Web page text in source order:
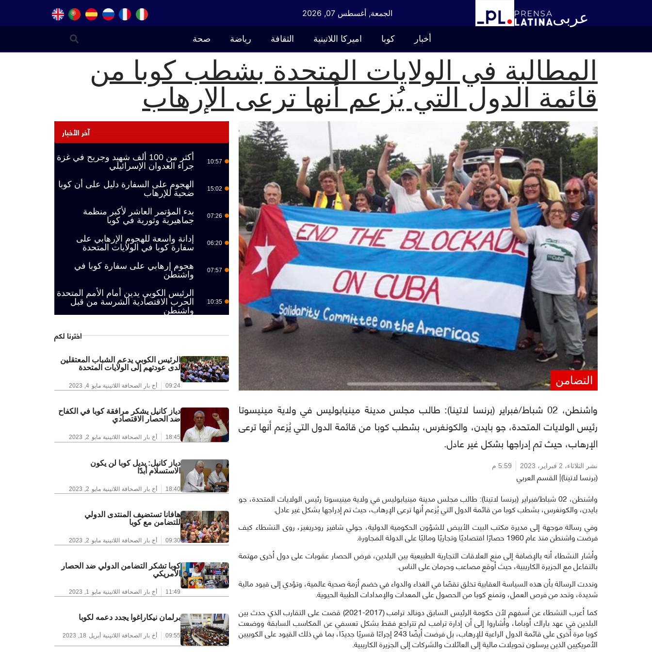
عربى الجمعة, أغسطس 07, 2026
أخبار كوبا اميركا اللاتينية الثقافة رياضة صحة
المطالبة في الولايات المتحدة بشطب كوبا من
قائمة الدول التي يُزعم أنها ترعى الإرهاب
التضامن
واشنطن، 02 شباط/فبراير (برنسا لاتينا): طالب مجلس مدينة مينيابوليس في ولاية مينيسوتا
رئيس الولايات المتحدة، جو بايدن، والكونغرس، بشطب كوبا من قائمة الدول التي يُزعم أنها ترعى
الإرهاب، حيث تم إدراجها بشكل غير عادل.
نشر الثلاثاء، 2 فبراير، 2023 5:59 م
(برنسا لاتينا)| القسم العربي
واشنطن، 02 شباط/فبراير (برنسا لاتينا): طالب مجلس مدينة مينيابوليس في ولاية مينيسوتا رئيس الولايات المتحدة، جو
بايدن، والكونغرس، بشطب كوبا من قائمة الدول التي يُزعم أنها ترعى الإرهاب، حيث تم إدراجها بشكل غير عادل.
وفي رسالة موجهة إلى مديرة مكتب البيت الأبيض للشؤون الحكومية الدولية، جولي شافيز رودريغيز، روى النشطاء كيف
فرضت واشنطن منذ عام 1960 حصارًا اقتصاديًا وتجاريًا وماليًا على الدولة المجاورة.
وأشار النشطاء أنه بالإضافة إلى منع العلاقات التجارية الطبيعية بين البلدين، فرض الحصار عقوبات على دول أخرى مهتمة
بالتفاعل مع الجزيرة الكاريبية، حيث أوقع مصاعب وحرمان على الناس.
ونددت الرسالة بأن هذه السياسة العقابية تخلق نقصًا في الغذاء والدواء في خضم أزمة صحية عالمية، وتؤدي إلى قيود مالية
شديدة، وتحد من فرص العمل، وتمنع كوبا من الحصول على المعدات والإمدادات الطبية الحيوية.
كما أعرب النشطاء عن أسفهم لأن حكومة الرئيس السابق دونالد ترامب (2017-2021) قضت على التقارب الذي حدث بين
البلدين في عهد باراك أوباما، وأشاروا إلى أن إدارة ترامب لم تتراجع فقط بشكل تعسفي عن المكاسب السابقة ووضعت
كوبا مرة أخرى على قائمة الدول الراعية للإرهاب، بل فرضت أيضًا 243 إجراءًا قسريًا جديدًا، بما في ذلك القيود على الكوبيين
الأمريكيين الذين يرسلون تحويلات مالية إلى العائلات والشركات إلى الجزيرة الكاريبية.
آخر الأخبار
10:57
أكثر من 100 ألف شهيد وجريح في غزة
جراء العدوان الإسرائيلي
15:02
الهجوم على السفارة دليل على أن كوبا
ضحية للإرهاب
07:26
بدء المؤتمر العاشر لأكبر منظمة
جماهيرية وثورية في كوبا
06:20
إدانة واسعة للهجوم الإرهابي على
سفارة كوبا في الولايات المتحدة
07:57
هجوم إرهابي على سفارة كوبا في
واشنطن
10:35
الرئيس الكوبي يدين أمام الأمم المتحدة
الحرب الاقتصادية الشرسة من قبل
واشنطن
اخترنا لكم
الرئيس الكوبي يدعم الشباب المعتقلين
لدى عودتهم إلى الولايات المتحدة
09:24 أخ بار الصحافة اللاتينيةمايو 4, 2023
دياز كانيل يشكر مرافقة كوبا في الكفاح
ضد الحصار الاقتصادي
18:45 أخ بار الصحافة اللاتينيةمايو 2, 2023
دياز كانيل: بديل كوبا لن يكون
الاستسلام أبدًا
18:40 أخ بار الصحافة اللاتينيةمايو 2, 2023
هافانا تستضيف المنتدى الدولي
للتضامن مع كوبا
09:30 أخ بار الصحافة اللاتينيةمايو 2, 2023
كوبا تشكر التضامن الدولي ضد الحصار
الأمريكي
11:49 أخ بار الصحافة اللاتينيةمايو 1, 2023
برلمان نيكاراغوا يجدد دعمه لكوبا
09:55 أخ بار الصحافة اللاتينيةأبريل 18, 2023